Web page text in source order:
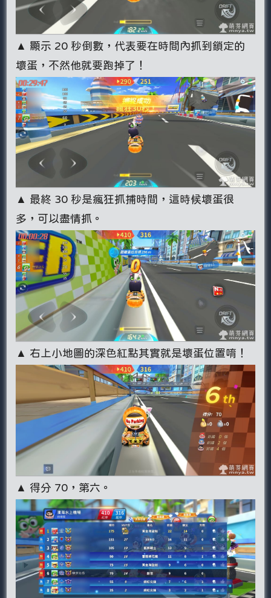
▲ 顯示 20 秒倒數，代表要在時間內抓到鎖定的
壞蛋，不然他就要跑掉了！
▲ 最終 30 秒是瘋狂抓捕時間，這時候壞蛋很
多，可以盡情抓。
▲ 右上小地圖的深色紅點其實就是壞蛋位置唷！
▲ 得分 70，第六。